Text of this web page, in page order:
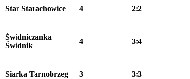
Star Starachowice 4 2:2
Świdniczanka
Świdnik
4 3:4
Siarka Tarnobrzeg 3 3:3